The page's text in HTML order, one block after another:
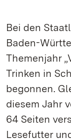
Bei den
Baden-
Themenjahr
Trinken in
begonnen.
diesem Jahr
64 Seiten
Lesefutter